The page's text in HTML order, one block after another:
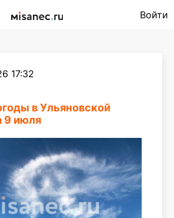
Войти
17:32
в Ульяновской
9 июля